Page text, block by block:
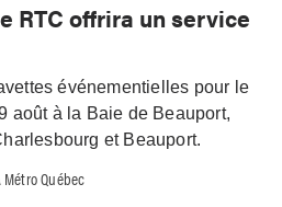
RTC offrira un service
événementielles pour le
août à la Baie de Beauport,
et Beauport.
Québec